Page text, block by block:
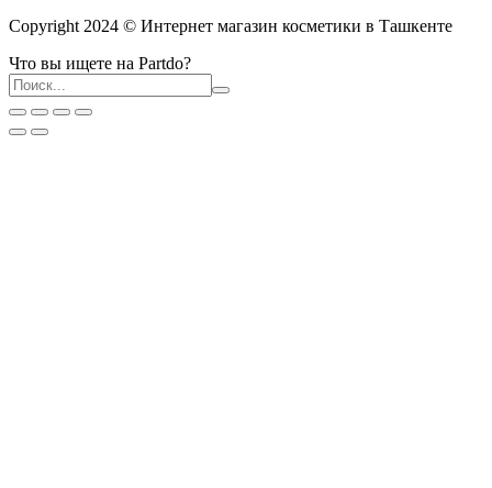
Copyright 2024 © Интернет магазин косметики в Ташкенте
Что вы ищете на Partdo?